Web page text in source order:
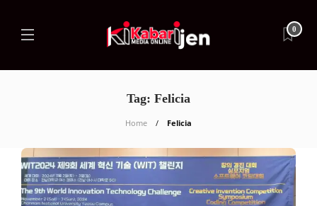
0
Tag: Felicia
Home Felicia